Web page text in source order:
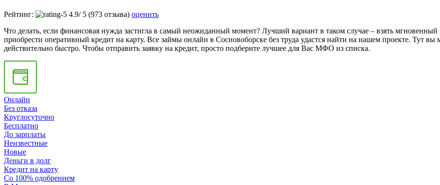
Рейтинг: 4.9/ 5 (973 отзыва) оценить
Что делать, если финансовая нужда застигла в самый неожиданный момент? Лучший вариант в таком случае – взять
приобрести оперативный кредит на карту. Все займы онлайн в Сосновоборске без труда удастся найти на нашем проекте. Тут
действительно быстро. Чтобы отправить заявку на кредит, просто подберите лучшее для Вас МФО из списка.
Онлайн
Без отказа
Круглосуточно
Бесплатно
До зарплаты
Неизвестные
Новые
Деньги в долг
Кредит на карту
Со 100% одобрением